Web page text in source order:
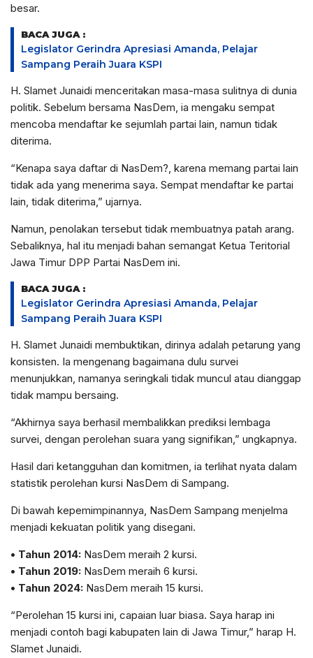
besar.
BACA JUGA :
Legislator Gerindra Apresiasi Amanda, Pelajar
Sampang Peraih Juara KSPI
H. Slamet Junaidi menceritakan masa-masa sulitnya di dunia
politik. Sebelum bersama NasDem, ia mengaku sempat
mencoba mendaftar ke sejumlah partai lain, namun tidak
diterima.
“Kenapa saya daftar di NasDem?, karena memang partai lain
tidak ada yang menerima saya. Sempat mendaftar ke partai
lain, tidak diterima,” ujarnya.
Namun, penolakan tersebut tidak membuatnya patah arang.
Sebaliknya, hal itu menjadi bahan semangat Ketua Teritorial
Jawa Timur DPP Partai NasDem ini.
BACA JUGA :
Legislator Gerindra Apresiasi Amanda, Pelajar
Sampang Peraih Juara KSPI
H. Slamet Junaidi membuktikan, dirinya adalah petarung yang
konsisten. Ia mengenang bagaimana dulu survei
menunjukkan, namanya seringkali tidak muncul atau dianggap
tidak mampu bersaing.
“Akhirnya saya berhasil membalikkan prediksi lembaga
survei, dengan perolehan suara yang signifikan,” ungkapnya.
Hasil dari ketangguhan dan komitmen, ia terlihat nyata dalam
statistik perolehan kursi NasDem di Sampang.
Di bawah kepemimpinannya, NasDem Sampang menjelma
menjadi kekuatan politik yang disegani.
• Tahun 2014: NasDem meraih 2 kursi.
• Tahun 2019: NasDem meraih 6 kursi.
• Tahun 2024: NasDem meraih 15 kursi.
“Perolehan 15 kursi ini, capaian luar biasa. Saya harap ini
menjadi contoh bagi kabupaten lain di Jawa Timur,” harap H.
Slamet Junaidi.